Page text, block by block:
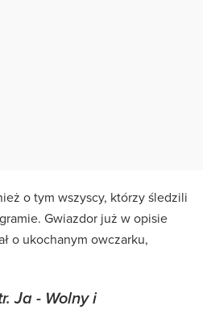
o tym wszyscy, którzy śledzili
Gwiazdor już w opisie
o ukochanym owczarku,
Ja - Wolny i